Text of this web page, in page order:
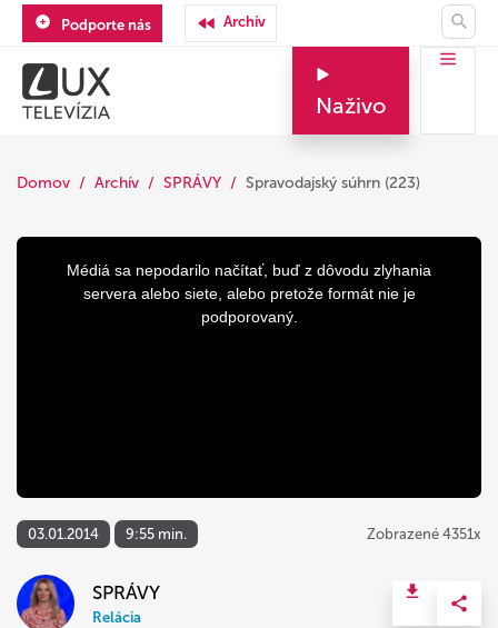
Podporte nás Archív
Naživo
Domov Archív SPRÁVY Spravodajský súhrn (223)
This
Médiá sa nepodarilo načítať, buď z dôvodu zlyhania
servera alebo siete, alebo pretože formát nie je
podporovaný.
03.01.2014 9:55 min. Zobrazené 4351x
SPRÁVY
Relácia